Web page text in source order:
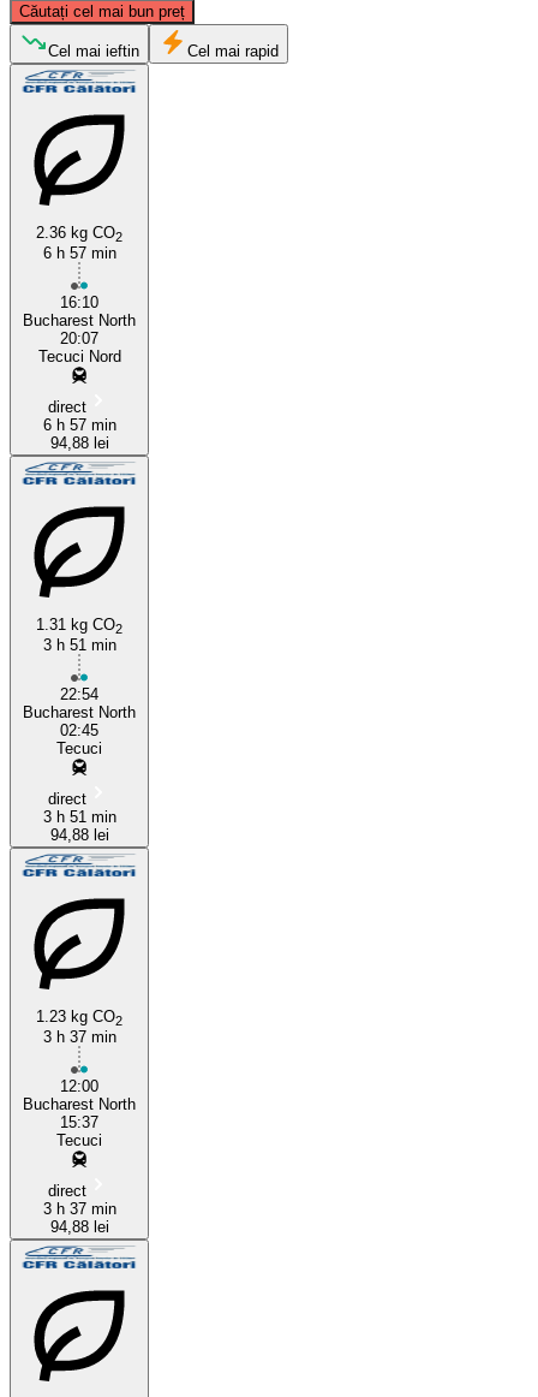
Căutați cel mai bun preț
Cel mai ieftin Cel mai rapid
2.36 kg CO2
6 h 57 min
16:10
Bucharest North
20:07
Tecuci Nord
direct
6 h 57 min
94,88 lei
1.31 kg CO2
3 h 51 min
22:54
Bucharest North
02:45
Tecuci
direct
3 h 51 min
94,88 lei
1.23 kg CO2
3 h 37 min
12:00
Bucharest North
15:37
Tecuci
direct
3 h 37 min
94,88 lei